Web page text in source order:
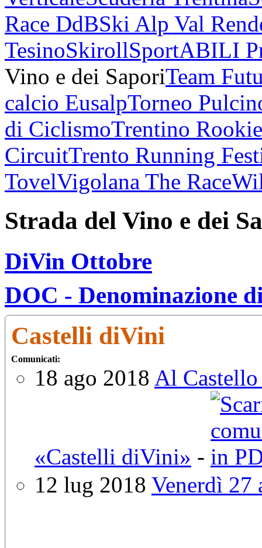
Race DdBSki Alp Val
TesinoSkirollSportABILI
Vino e dei SaporiTeam
calcio EusalpTorneo
di CiclismoTrentino
CircuitTrento Running
TovelVigolana The Race
Strada del Vino e dei
DiVin Ottobre
DOC - Denominazione
Castelli diVini
Comunicati:
18 ago 2018 Al
«Castelli diVini» -
12 lug 2018 Venerdì 27